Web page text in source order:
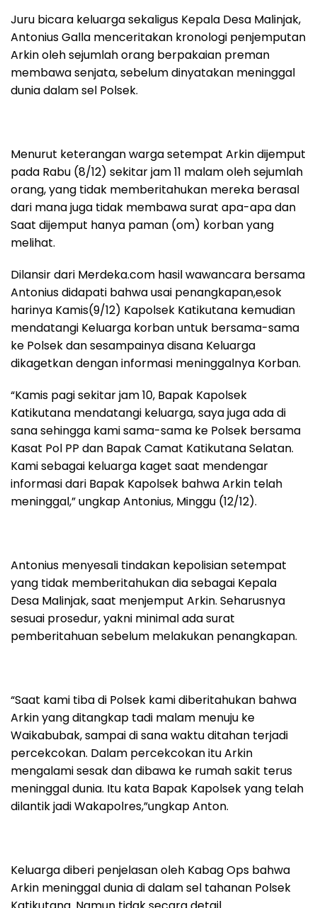
Juru bicara keluarga sekaligus Kepala Desa Malinjak,
Antonius Galla menceritakan kronologi penjemputan
Arkin oleh sejumlah orang berpakaian preman
membawa senjata, sebelum dinyatakan meninggal
dunia dalam sel Polsek.
Menurut keterangan warga setempat Arkin dijemput
pada Rabu (8/12) sekitar jam 11 malam oleh sejumlah
orang, yang tidak memberitahukan mereka berasal
dari mana juga tidak membawa surat apa-apa dan
Saat dijemput hanya paman (om) korban yang
melihat.
Dilansir dari Merdeka.com hasil wawancara bersama
Antonius didapati bahwa usai penangkapan,esok
harinya Kamis(9/12) Kapolsek Katikutana kemudian
mendatangi Keluarga korban untuk bersama-sama
ke Polsek dan sesampainya disana Keluarga
dikagetkan dengan informasi meninggalnya Korban.
“Kamis pagi sekitar jam 10, Bapak Kapolsek
Katikutana mendatangi keluarga, saya juga ada di
sana sehingga kami sama-sama ke Polsek bersama
Kasat Pol PP dan Bapak Camat Katikutana Selatan.
Kami sebagai keluarga kaget saat mendengar
informasi dari Bapak Kapolsek bahwa Arkin telah
meninggal,” ungkap Antonius, Minggu (12/12).
Antonius menyesali tindakan kepolisian setempat
yang tidak memberitahukan dia sebagai Kepala
Desa Malinjak, saat menjemput Arkin. Seharusnya
sesuai prosedur, yakni minimal ada surat
pemberitahuan sebelum melakukan penangkapan.
“Saat kami tiba di Polsek kami diberitahukan bahwa
Arkin yang ditangkap tadi malam menuju ke
Waikabubak, sampai di sana waktu ditahan terjadi
percekcokan. Dalam percekcokan itu Arkin
mengalami sesak dan dibawa ke rumah sakit terus
meninggal dunia. Itu kata Bapak Kapolsek yang telah
dilantik jadi Wakapolres,”ungkap Anton.
Keluarga diberi penjelasan oleh Kabag Ops bahwa
Arkin meninggal dunia di dalam sel tahanan Polsek